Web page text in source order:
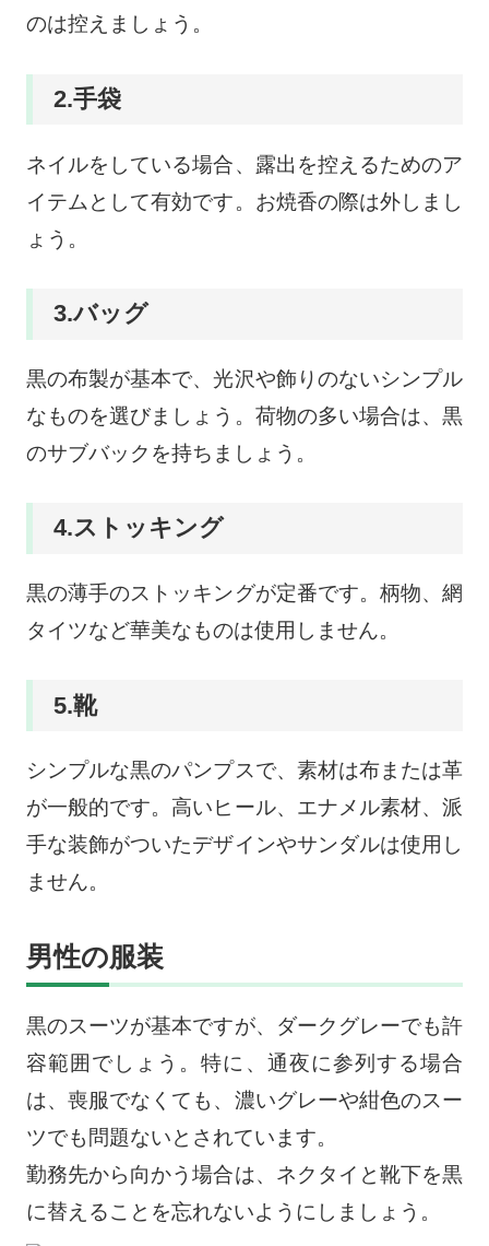
のは控えましょう。
2.手袋
ネイルをしている場合、露出を控えるためのア
イテムとして有効です。お焼香の際は外しまし
ょう。
3.バッグ
黒の布製が基本で、光沢や飾りのないシンプル
なものを選びましょう。荷物の多い場合は、黒
のサブバックを持ちましょう。
4.ストッキング
黒の薄手のストッキングが定番です。柄物、網
タイツなど華美なものは使用しません。
5.靴
シンプルな黒のパンプスで、素材は布または革
が一般的です。高いヒール、エナメル素材、派
手な装飾がついたデザインやサンダルは使用し
ません。
男性の服装
黒のスーツが基本ですが、ダークグレーでも許
容範囲でしょう。特に、通夜に参列する場合
は、喪服でなくても、濃いグレーや紺色のスー
ツでも問題ないとされています。
勤務先から向かう場合は、ネクタイと靴下を黒
に替えることを忘れないようにしましょう。